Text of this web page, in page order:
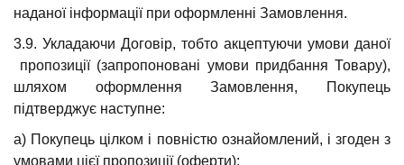
наданої інформації при оформленні Замовлення.
3.9. Укладаючи Договір, тобто акцептуючи умови даної
пропозиції (запропоновані умови придбання Товару),
шляхом оформлення Замовлення, Покупець
підтверджує наступне:
а) Покупець цілком і повністю ознайомлений, і згоден з
умовами цієї пропозиції (оферти);